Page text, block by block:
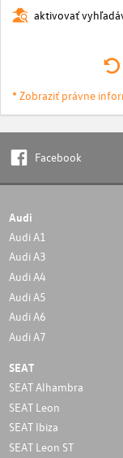
aktivovať
* Zobraziť právne
Facebook
Audi
Audi A1
Audi A3
Audi A4
Audi A5
Audi A6
Audi A7
SEAT
SEAT Alhambra
SEAT Leon
SEAT Ibiza
SEAT Leon ST